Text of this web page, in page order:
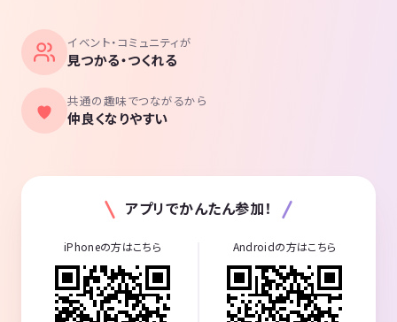
イベント・コミュニティが
見つかる・つくれる
共通の趣味でつながるから
仲良くなりやすい
アプリでかんたん参加！
iPhoneの方はこちら Androidの方はこちら